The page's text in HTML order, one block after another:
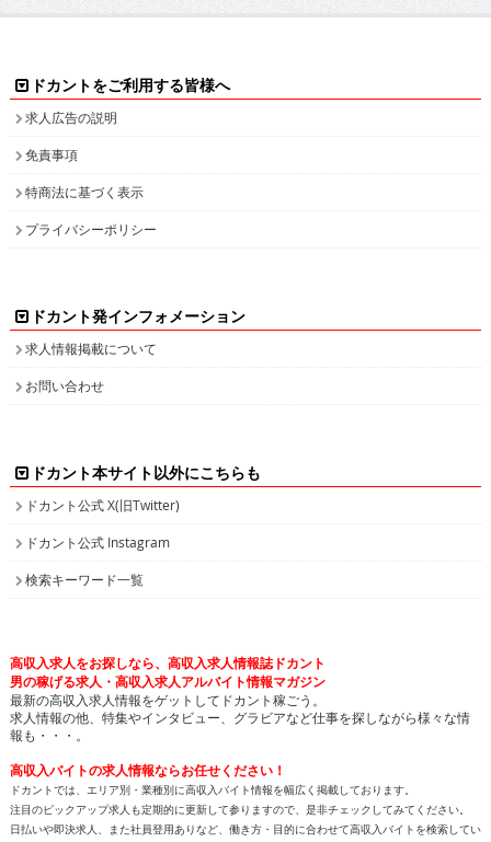
ドカントをご利用する皆様へ
求人広告の説明
免責事項
特商法に基づく表示
プライバシーポリシー
ドカント発インフォメーション
求人情報掲載について
お問い合わせ
ドカント本サイト以外にこちらも
ドカント公式 X(旧Twitter)
ドカント公式 Instagram
検索キーワード一覧
高収入求人をお探しなら、高収入求人情報誌ドカント
男の稼げる求人・高収入求人アルバイト情報マガジン
最新の高収入求人情報をゲットしてドカント稼ごう。
求人情報の他、特集やインタビュー、グラビアなど仕事を探しながら様々な情
報も・・・。
高収入バイトの求人情報ならお任せください！
ドカントでは、エリア別・業種別に高収入バイト情報を幅広く掲載しております。
注目のピックアップ求人も定期的に更新して参りますので、是非チェックしてみてください。
日払いや即決求人、また社員登用ありなど、働き方・目的に合わせて高収入バイトを検索してい